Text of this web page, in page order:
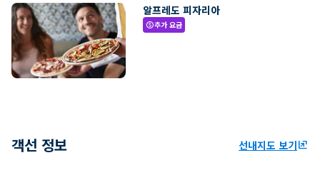
알프레도 피자리아
paid추가 요금
객선 정보 선내지도 보기ungroup